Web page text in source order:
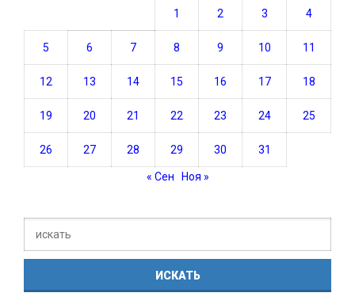
1 2 3 4
5 6 7 8 9 10 11
12 13 14 15 16 17 18
19 20 21 22 23 24 25
26 27 28 29 30 31
« Сен Ноя »